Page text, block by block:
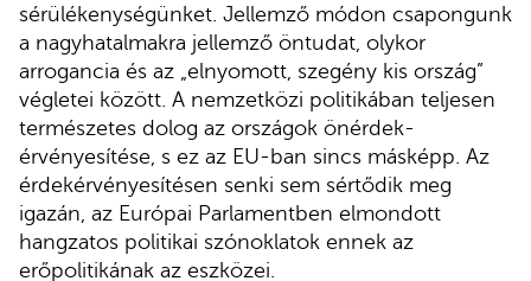
sérülékenységünket. Jellemző módon csapongunk
a nagyhatalmakra jellemző öntudat, olykor
arrogancia és az „elnyomott, szegény kis ország”
végletei között. A nemzetközi politikában teljesen
természetes dolog az országok önérdek-
érvényesítése, s ez az EU-ban sincs másképp. Az
érdekérvényesítésen senki sem sértődik meg
igazán, az Európai Parlamentben elmondott
hangzatos politikai szónoklatok ennek az
erőpolitikának az eszközei.